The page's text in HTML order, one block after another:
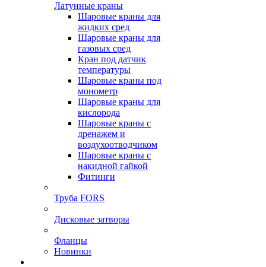
Латунные краны
Шаровые краны для
жидких сред
Шаровые краны для
газовых сред
Кран под датчик
температуры
Шаровые краны под
монометр
Шаровые краны для
кислорода
Шаровые краны с
дренажем и
воздухоотводчиком
Шаровые краны с
накидной гайкой
Фитинги
Труба FORS
Дисковые затворы
Фланцы
Новинки